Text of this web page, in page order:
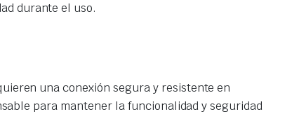
durante el uso.
una conexión segura y resistente en
para mantener la funcionalidad y seguridad